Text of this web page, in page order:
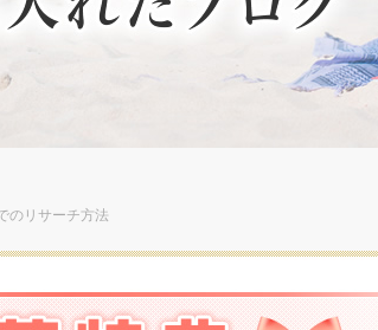
リサーチ方法